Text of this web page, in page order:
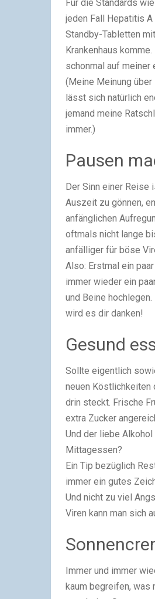
Für die Standards wie
jeden Fall Hepatitis A
Standby-Tabletten
Krankenhaus
schonmal auf meiner
(Meine Meinung
lässt sich natürlich
jemand meine
immer.)
Pausen
Der Sinn einer Reise
Auszeit zu gönnen,
anfänglichen
oftmals nicht lange
anfälliger für böse
Also: Erstmal ein
immer wieder ein
und Beine
wird es dir danken!
Gesund
Sollte eigentlich
neuen Köstlichkeiten
drin steckt. Frische
extra Zucker
Und der liebe
Mittagessen?
Ein Tip bezüglich
immer ein gutes
Und nicht zu viel
Viren kann man sich
Immer und immer
kaum begreifen, was